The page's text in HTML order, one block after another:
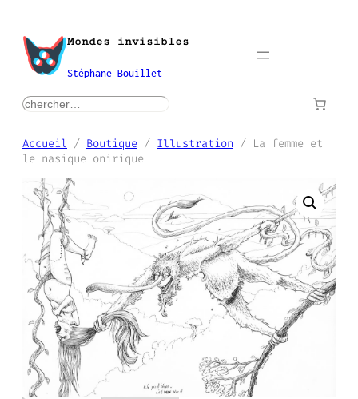
contenu
Mondes invisibles
Stéphane Bouillet
rechercher
Accueil / Boutique / Illustration / La femme et
le nasique onirique